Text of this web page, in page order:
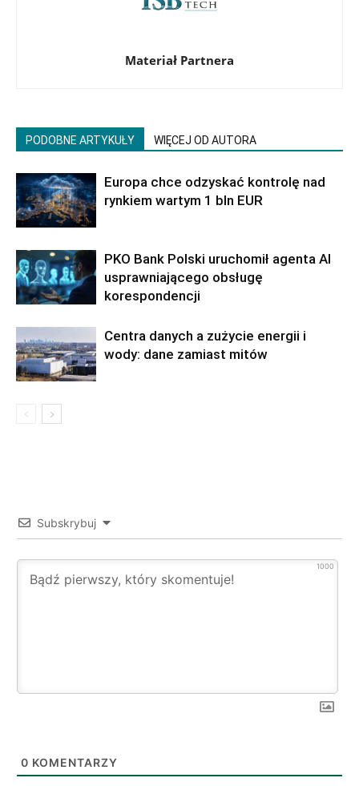
Materiał Partnera
PODOBNE ARTYKUŁY WIĘCEJ OD AUTORA
Europa chce odzyskać kontrolę nad
rynkiem wartym 1 bln EUR
PKO Bank Polski uruchomił agenta AI
usprawniającego obsługę
korespondencji
Centra danych a zużycie energii i
wody: dane zamiast mitów
Subskrybuj
1000
0 KOMENTARZY